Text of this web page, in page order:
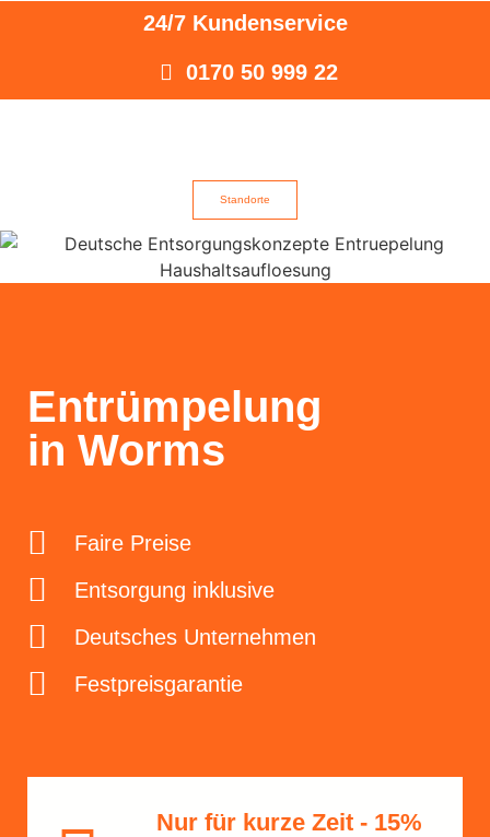
24/7 Kundenservice
0170 50 999 22
Standorte
Entrümpelung
in Worms
Faire Preise
Entsorgung inklusive
Deutsches Unternehmen
Festpreisgarantie
Nur für kurze Zeit - 15%